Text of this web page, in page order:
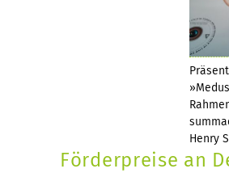
Henry
Förderpreise an